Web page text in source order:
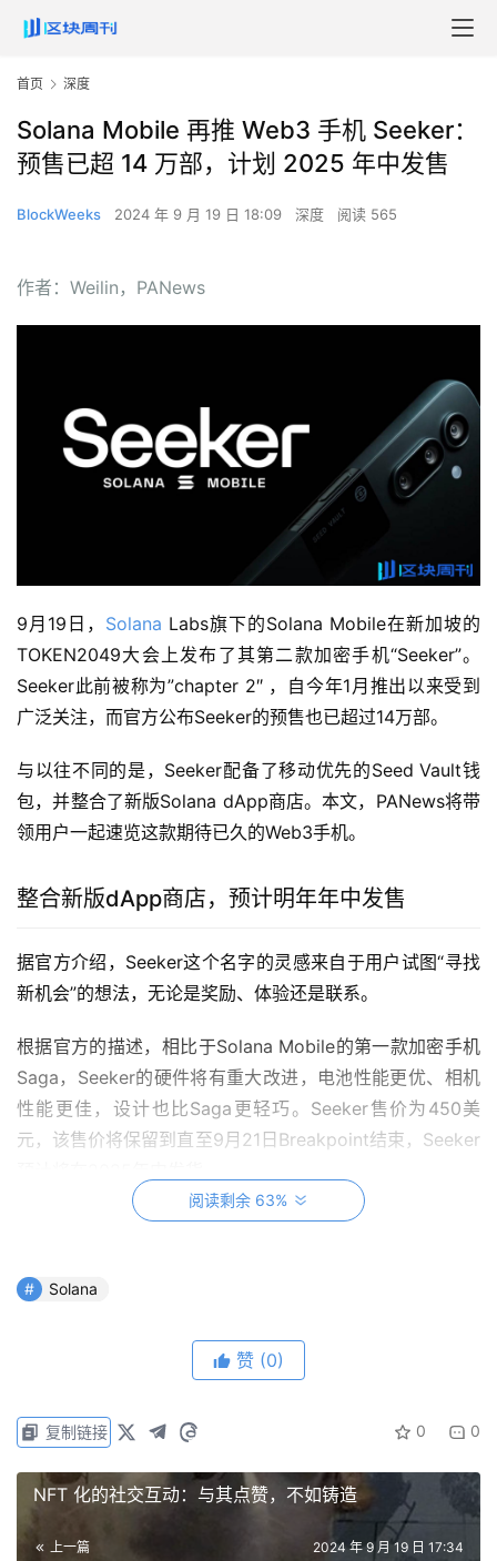
首页 深度
Solana Mobile 再推 Web3 手机 Seeker：
预售已超 14 万部，计划 2025 年中发售
BlockWeeks 2024 年 9 月 19 日 18:09 深度 阅读 565
作者：Weilin，PANews
9月19日， Solana Labs旗下的Solana Mobile在新加坡的
TOKEN2049大会上发布了其第二款加密手机“Seeker”。
Seeker此前被称为”chapter 2″ ，自今年1月推出以来受到
广泛关注，而官方公布Seeker的预售也已超过14万部。
与以往不同的是，Seeker配备了移动优先的Seed Vault钱
包，并整合了新版Solana dApp商店。本文，PANews将带
领用户一起速览这款期待已久的Web3手机。
整合新版dApp商店，预计明年年中发售
据官方介绍，Seeker这个名字的灵感来自于用户试图“寻找
新机会”的想法，无论是奖励、体验还是联系。
根据官方的描述，相比于Solana Mobile的第一款加密手机
Saga，Seeker的硬件将有重大改进，电池性能更优、相机
性能更佳，设计也比Saga更轻巧。Seeker售价为450美
元，该售价将保留到直至9月21日Breakpoint结束，Seeker
到目前为止，Solana Seeker公布的主要功能包括Seed
置的自托管Seed Vault原生集成，具有快速交易和简捷的账
同时，Saga和Seeker都基于Android系统，Seeker手机还
升的应用发现功能，涵盖支付、DeFi、DePIN、NFT、人工
和Saga类似，Seeker的购买者可以获得Seeker Genesis
Token——一个独特的绑定NFT，能够在整个Solana生态系
阅读剩余 63%
Solana
赞 (0)
0 0
复制链接
NFT 化的社交互动：与其点赞，不如铸造
上一篇 2024 年 9 月 19 日 17:34